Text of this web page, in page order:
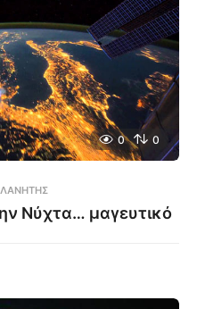
0 0
Νύχτα… μαγευτικό